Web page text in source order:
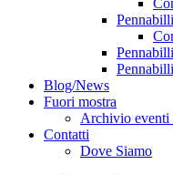
Blog/News
Fuori mostra
Archivio eventi
Contatti
Dove Siamo